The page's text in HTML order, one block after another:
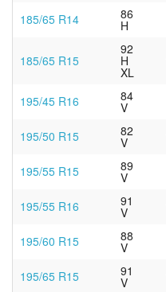
185/65 R14 86
H
185/65 R15
92
H
XL
195/45 R16 84
V
195/50 R15 82
V
195/55 R15 89
V
195/55 R16 91
V
195/60 R15 88
V
195/65 R15 91
V